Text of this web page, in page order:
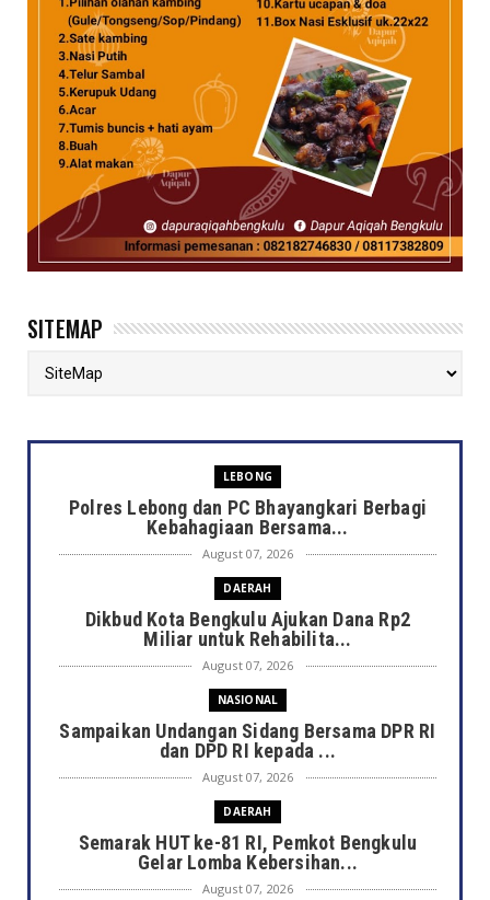
SITEMAP
LEBONG
Polres Lebong dan PC Bhayangkari Berbagi
Kebahagiaan Bersama...
August 07, 2026
DAERAH
Dikbud Kota Bengkulu Ajukan Dana Rp2
Miliar untuk Rehabilita...
August 07, 2026
NASIONAL
Sampaikan Undangan Sidang Bersama DPR RI
dan DPD RI kepada ...
August 07, 2026
DAERAH
Semarak HUT ke-81 RI, Pemkot Bengkulu
Gelar Lomba Kebersihan...
August 07, 2026